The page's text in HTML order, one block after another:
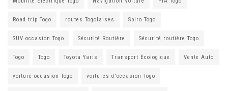
Road trip Togo routes Togolaises Spiro Togo
SUV occasion Togo Sécurité Routière Sécurité routière Togo
Togo Togo Toyota Yaris Transport Écologique Vente Auto
voiture occasion Togo voitures d'occasion Togo